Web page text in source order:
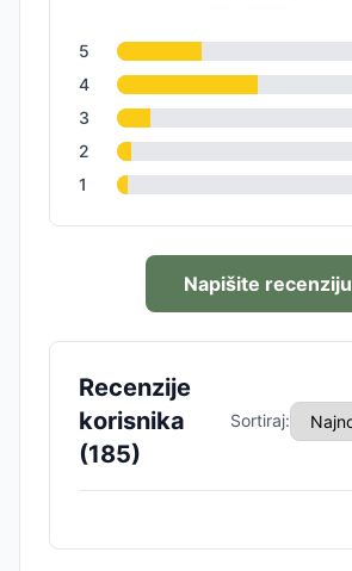
5
4
3
2
1
Napišite recenziju
Recenzije
korisnika
(185)
Sortiraj: